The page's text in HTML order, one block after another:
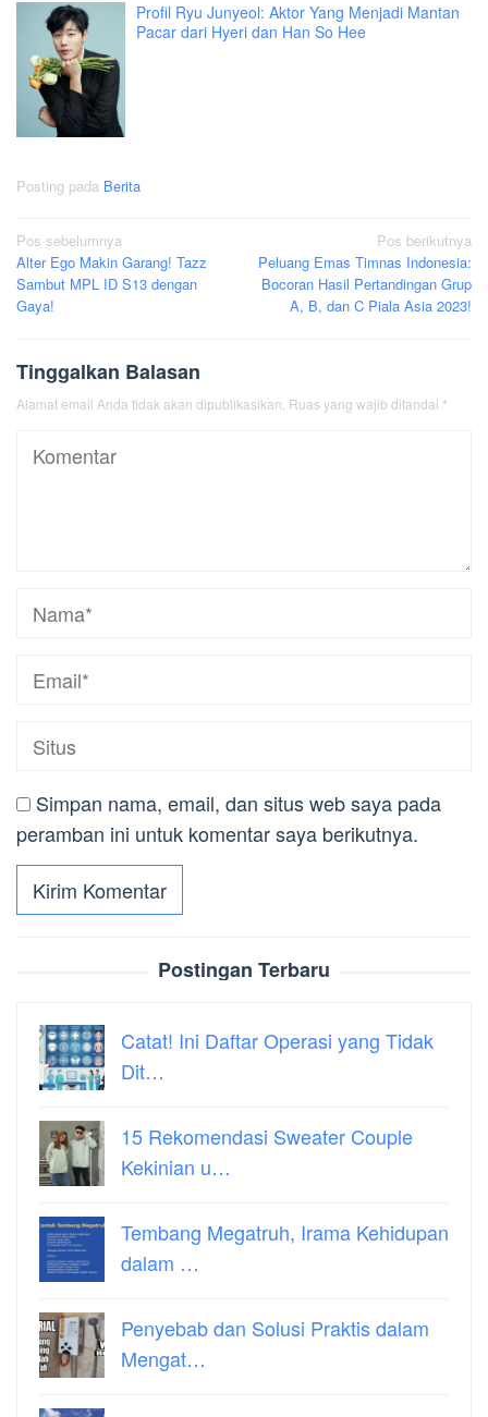
Profil Ryu Junyeol: Aktor Yang Menjadi Mantan
Pacar dari Hyeri dan Han So Hee
Posting pada Berita
Navigasi
pos
Pos sebelumnya
Alter Ego Makin Garang! Tazz
Sambut MPL ID S13 dengan
Gaya!
Pos berikutnya
Peluang Emas Timnas Indonesia:
Bocoran Hasil Pertandingan Grup
A, B, dan C Piala Asia 2023!
Tinggalkan Balasan
Alamat email Anda tidak akan dipublikasikan. Ruas yang wajib ditandai *
Simpan nama, email, dan situs web saya pada
peramban ini untuk komentar saya berikutnya.
Postingan Terbaru
Catat! Ini Daftar Operasi yang Tidak
Dit…
15 Rekomendasi Sweater Couple
Kekinian u…
Tembang Megatruh, Irama Kehidupan
dalam …
Penyebab dan Solusi Praktis dalam
Mengat…